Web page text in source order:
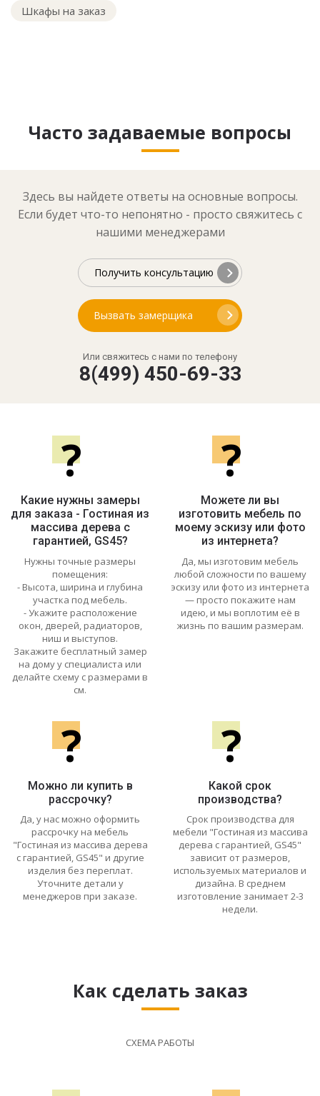
Шкафы на заказ
Часто задаваемые вопросы
Здесь вы найдете ответы на основные вопросы.
Если будет что-то непонятно - просто свяжитесь с
нашими менеджерами
Получить консультацию
Вызвать замерщика
Или свяжитесь с нами по телефону
8(499) 450-69-33
?
Какие нужны замеры
для заказа - Гостиная из
массива дерева с
гарантией, GS45?
Нужны точные размеры
помещения:
- Высота, ширина и глубина
участка под мебель.
- Укажите расположение
окон, дверей, радиаторов,
ниш и выступов.
Закажите бесплатный замер
на дому у специалиста или
делайте схему с размерами в
см.
?
Можете ли вы
изготовить мебель по
моему эскизу или фото
из интернета?
Да, мы изготовим мебель
любой сложности по вашему
эскизу или фото из интернета
— просто покажите нам
идею, и мы воплотим её в
жизнь по вашим размерам.
?
Можно ли купить в
рассрочку?
Да, у нас можно оформить
рассрочку на мебель
"Гостиная из массива дерева
с гарантией, GS45" и другие
изделия без переплат.
Уточните детали у
менеджеров при заказе.
?
Какой срок
производства?
Срок производства для
мебели "Гостиная из массива
дерева с гарантией, GS45"
зависит от размеров,
используемых материалов и
дизайна. В среднем
изготовление занимает 2-3
недели.
Как сделать заказ
СХЕМА РАБОТЫ